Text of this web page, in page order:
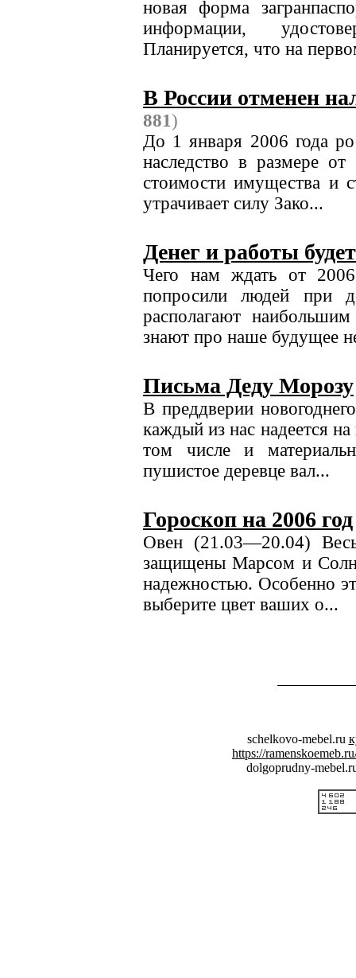
новая форма
информации,
Планируется, что на
В России отменен
881)
До 1 января 2006 года
наследство в размере
стоимости имущества и
утрачивает силу Зако...
Денег и работы
Чего нам ждать от
попросили людей при
располагают
знают про наше будущее
Письма Деду Морозу
В преддверии
каждый из нас надеется
том числе и
пушистое деревце вал...
Гороскоп на 2006 год
Овен (21.03—20.04)
защищены Марсом и
надежностью. Особенно
выберите цвет ваших о...
schelkovo-mebel.ru
https://
dolgoprudny-